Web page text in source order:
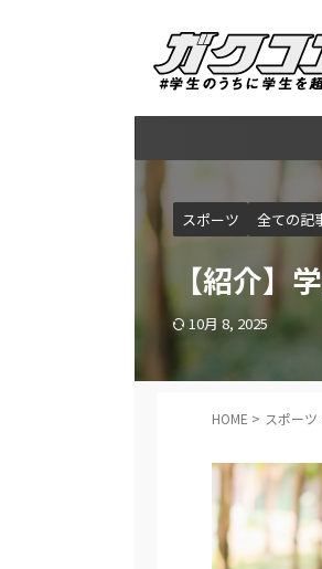
スポーツ 全ての記
【紹介】
10月 8, 2025
HOME > スポーツ